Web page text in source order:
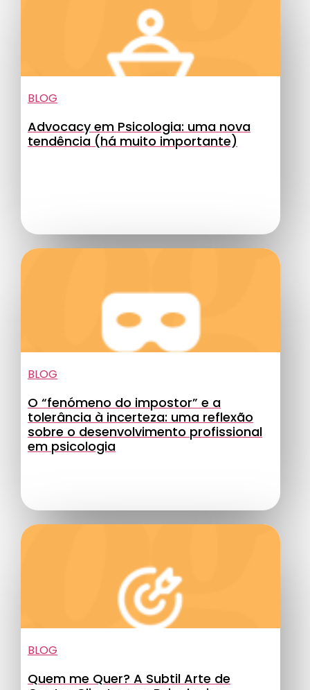
BLOG
Advocacy em Psicologia: uma nova
tendência (há muito importante)
BLOG
O “fenómeno do impostor” e a
tolerância à incerteza: uma reflexão
sobre o desenvolvimento profissional
em psicologia
BLOG
Quem me Quer? A Subtil Arte de